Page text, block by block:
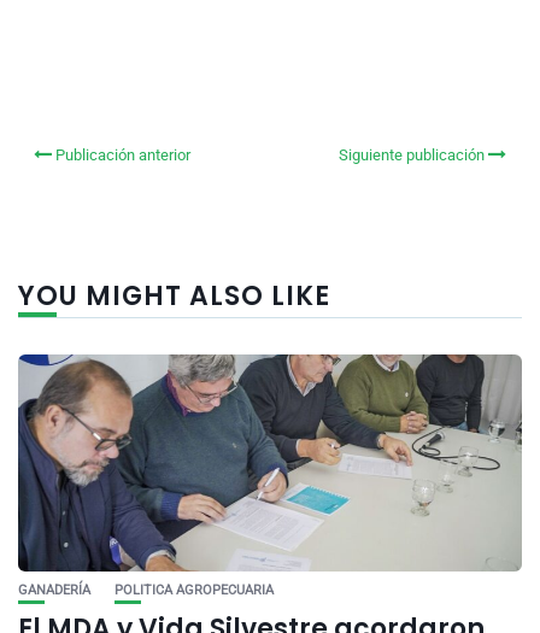
Publicación anterior Siguiente publicación
YOU MIGHT ALSO LIKE
GANADERÍA POLITICA AGROPECUARIA